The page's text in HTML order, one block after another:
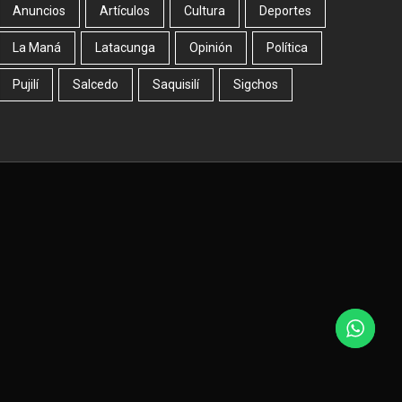
Anuncios Artículos Cultura Deportes
La Maná Latacunga Opinión Política
Pujilí Salcedo Saquisilí Sigchos